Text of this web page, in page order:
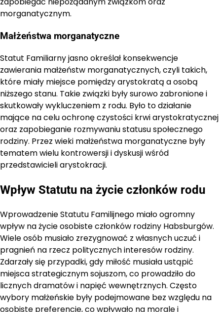
morganatycznym.
Małżeństwa morganatyczne
Statut Familiarny jasno określał konsekwencje
zawierania małżeństw morganatycznych, czyli takich,
które miały miejsce pomiędzy arystokratą a osobą
niższego stanu. Takie związki były surowo zabronione i
skutkowały wykluczeniem z rodu. Było to działanie
mające na celu ochronę czystości krwi arystokratycznej
oraz zapobieganie rozmywaniu statusu społecznego
rodziny. Przez wieki małżeństwa morganatyczne były
tematem wielu kontrowersji i dyskusji wśród
przedstawicieli arystokracji.
Wpływ Statutu na życie członków rodu
Wprowadzenie Statutu Familijnego miało ogromny
wpływ na życie osobiste członków rodziny Habsburgów.
Wiele osób musiało zrezygnować z własnych uczuć i
pragnień na rzecz politycznych interesów rodziny.
Zdarzały się przypadki, gdy miłość musiała ustąpić
miejsca strategicznym sojuszom, co prowadziło do
licznych dramatów i napięć wewnętrznych. Często
wybory małżeńskie były podejmowane bez względu na
osobiste preferencje, co wpływało na morale i